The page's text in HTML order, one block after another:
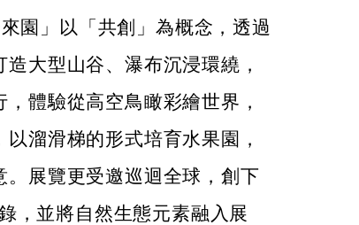
來園」以「共創」為概念，透過
大型山谷、瀑布沉浸環繞，
體驗從高空鳥瞰彩繪世界，
溜滑梯的形式培育水果園，
。展覽更受邀巡迴全球，創下
，並將自然生態元素融入展